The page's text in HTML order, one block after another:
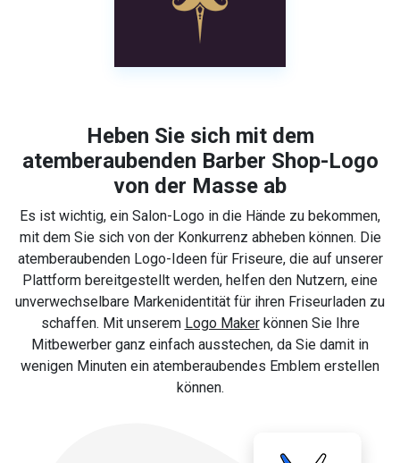
Heben Sie sich mit dem
atemberaubenden Barber Shop-Logo
von der Masse ab
Es ist wichtig, ein Salon-Logo in die Hände zu bekommen,
mit dem Sie sich von der Konkurrenz abheben können. Die
atemberaubenden Logo-Ideen für Friseure, die auf unserer
Plattform bereitgestellt werden, helfen den Nutzern, eine
unverwechselbare Markenidentität für ihren Friseurladen zu
schaffen. Mit unserem Logo Makerkönnen Sie Ihre
Mitbewerber ganz einfach ausstechen, da Sie damit in
wenigen Minuten ein atemberaubendes Emblem erstellen
können.